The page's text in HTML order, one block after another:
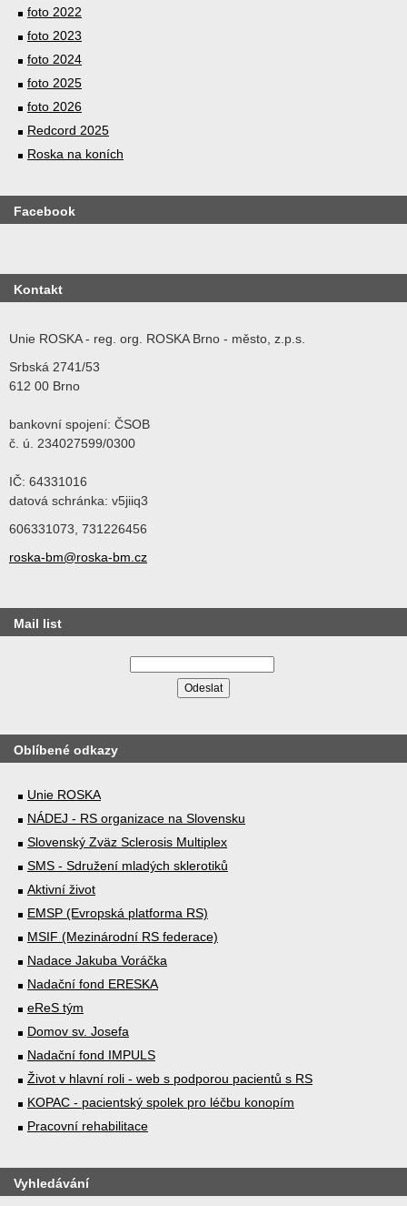
foto 2022
foto 2023
foto 2024
foto 2025
foto 2026
Redcord 2025
Roska na koních
Facebook
Kontakt
Unie ROSKA - reg. org. ROSKA Brno - město, z.p.s.
Srbská 2741/53
612 00 Brno
bankovní spojení: ČSOB
č. ú. 234027599/0300
IČ: 64331016
datová schránka: v5jiiq3
606331073, 731226456
roska-bm@roska-bm.cz
Mail list
Oblíbené odkazy
Unie ROSKA
NÁDEJ - RS organizace na Slovensku
Slovenský Zväz Sclerosis Multiplex
SMS - Sdružení mladých sklerotiků
Aktivní život
EMSP (Evropská platforma RS)
MSIF (Mezinárodní RS federace)
Nadace Jakuba Voráčka
Nadační fond ERESKA
eReS tým
Domov sv. Josefa
Nadační fond IMPULS
Život v hlavní roli - web s podporou pacientů s RS
KOPAC - pacientský spolek pro léčbu konopím
Pracovní rehabilitace
Vyhledávání